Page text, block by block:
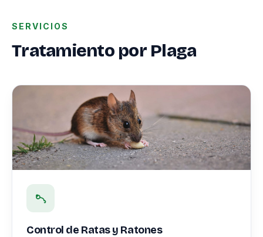
SERVICIOS
Tratamiento por Plaga
Control de Ratas y Ratones